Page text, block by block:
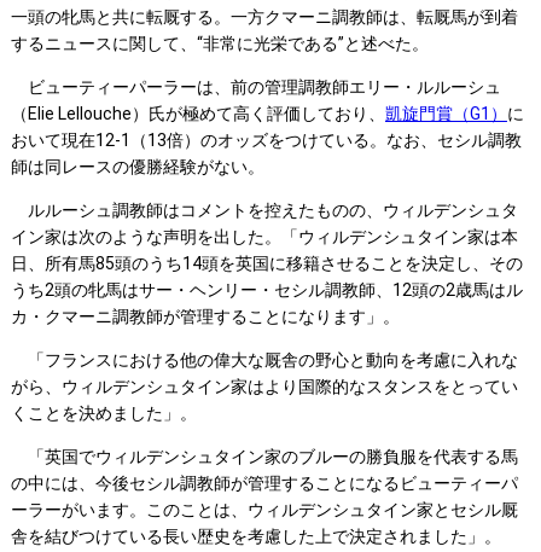
一頭の牝馬と共に転厩する。一方クマーニ調教師は、転厩馬が到着
するニュースに関して、“非常に光栄である”と述べた。
ビューティーパーラーは、前の管理調教師エリー・ルルーシュ
（Elie Lellouche）氏が極めて高く評価しており、 凱旋門賞（G1） に
おいて現在12-1（13倍）のオッズをつけている。なお、セシル調教
師は同レースの優勝経験がない。
ルルーシュ調教師はコメントを控えたものの、ウィルデンシュタ
イン家は次のような声明を出した。「ウィルデンシュタイン家は本
日、所有馬85頭のうち14頭を英国に移籍させることを決定し、その
うち2頭の牝馬はサー・ヘンリー・セシル調教師、12頭の2歳馬はル
カ・クマーニ調教師が管理することになります」。
「フランスにおける他の偉大な厩舎の野心と動向を考慮に入れな
がら、ウィルデンシュタイン家はより国際的なスタンスをとってい
くことを決めました」。
「英国でウィルデンシュタイン家のブルーの勝負服を代表する馬
の中には、今後セシル調教師が管理することになるビューティーパ
ーラーがいます。このことは、ウィルデンシュタイン家とセシル厩
舎を結びつけている長い歴史を考慮した上で決定されました」。